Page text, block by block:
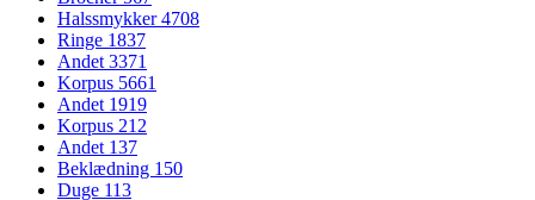
Halssmykker4708
Ringe 1837
Andet3371
Korpus 5661
Andet 1919
Korpus 212
Andet 137
Beklædning 150
Duge 113